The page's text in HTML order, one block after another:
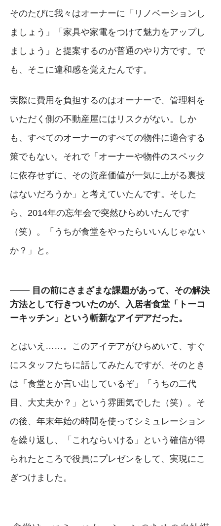
そのたびに我々はオーナーに「リノベーションし
ましょう」「家具や家電をつけて魅力をアップし
ましょう」と提案するのが普通のやり方です。で
も、そこに違和感を覚えたんです。
実際に費用を負担するのはオーナーで、管理料を
いただく側の不動産屋にはリスクがない。しか
も、すべてのオーナーのすべての物件に適合する
策でもない。それで「オーナーや物件のスペック
に依存せずに、その資産価値が一気に上がる裏技
はないだろうか」と考えていたんです。そした
ら、2014年の忘年会で突然ひらめいたんです
（笑）。「うちが食堂をやったらいいんじゃない
か？」と。
目の前にさまざまな課題があって、その解決
方法として行きついたのが、入居者食堂「トーコ
ーキッチン」という斬新なアイデアだった。
とはいえ……。このアイデアがひらめいて、すぐ
にスタッフたちに話してみたんですが、そのとき
は「食堂とか言い出しているぞ」「うちの二代
目、大丈夫か？」という雰囲気でした（笑）。そ
の後、年末年始の時間を使ってシミュレーション
を繰り返し、「これならいける」という確信が得
られたところで役員にプレゼンをして、実現にこ
ぎつけました。